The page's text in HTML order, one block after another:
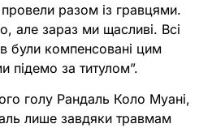
разом із гравцями.
але зараз ми щасливі. Всі
були компенсовані цим
підемо за титулом”.
голу Рандаль Коло Муані,
лише завдяки травмам